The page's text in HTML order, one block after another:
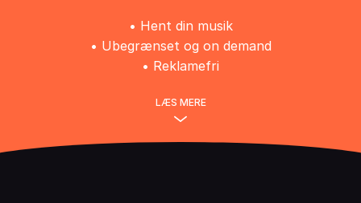
• Hent din musik
• Ubegrænset og on demand
• Reklamefri
LÆS MERE